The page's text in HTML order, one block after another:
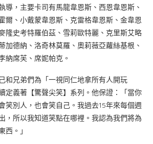
導，主要卡司有馬龍韋恩斯、西恩韋恩斯、
爾、小戴蒙韋恩斯、克雷格韋恩斯、金韋恩
隆史考特羅伯茲、雪莉歐特麗、克里斯艾略
加德納、洛奇林莫羅、奧莉薇亞蘿絲基根、
納席芙、席妮帕克。
和兄弟們為「一視同仁地拿所有人開玩
定義著【驚聲尖笑】系列。他保證：「當你
笑別人，也會笑自己。我過去15年來每個週
，所以我知道笑點在哪裡。我認為我們將為
西。」